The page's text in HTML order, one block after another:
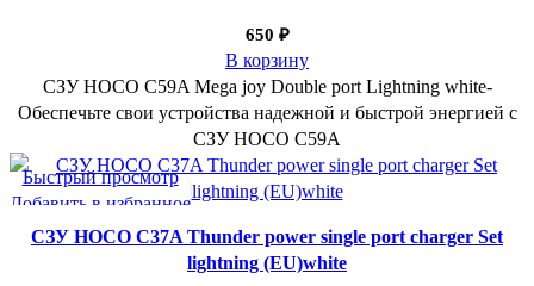
650 ₽
В корзину
СЗУ HOCO C59A Mega joy Double port Lightning white-
Обеспечьте свои устройства надежной и быстрой энергией с
СЗУ HOCO C59A
Быстрый просмотр
Добавить в избранное
СЗУ HOCO C37A Thunder power single port charger Set
lightning (EU)white